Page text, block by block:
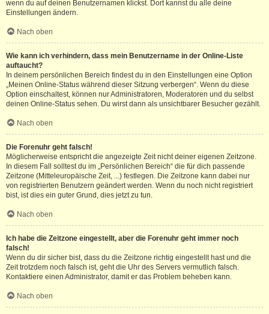
wenn du auf deinen Benutzernamen klickst. Dort kannst du alle deine
Einstellungen ändern.
Nach oben
Wie kann ich verhindern, dass mein Benutzername in der Online-Liste
auftaucht?
In deinem persönlichen Bereich findest du in den Einstellungen eine Option
„Meinen Online-Status während dieser Sitzung verbergen“. Wenn du diese
Option einschaltest, können nur Administratoren, Moderatoren und du selbst
deinen Online-Status sehen. Du wirst dann als unsichtbarer Besucher gezählt.
Nach oben
Die Forenuhr geht falsch!
Möglicherweise entspricht die angezeigte Zeit nicht deiner eigenen Zeitzone.
In diesem Fall solltest du im „Persönlichen Bereich“ die für dich passende
Zeitzone (Mitteleuropäische Zeit, ...) festlegen. Die Zeitzone kann dabei nur
von registrierten Benutzern geändert werden. Wenn du noch nicht registriert
bist, ist dies ein guter Grund, dies jetzt zu tun.
Nach oben
Ich habe die Zeitzone eingestellt, aber die Forenuhr geht immer noch
falsch!
Wenn du dir sicher bist, dass du die Zeitzone richtig eingestellt hast und die
Zeit trotzdem noch falsch ist, geht die Uhr des Servers vermutlich falsch.
Kontaktiere einen Administrator, damit er das Problem beheben kann.
Nach oben